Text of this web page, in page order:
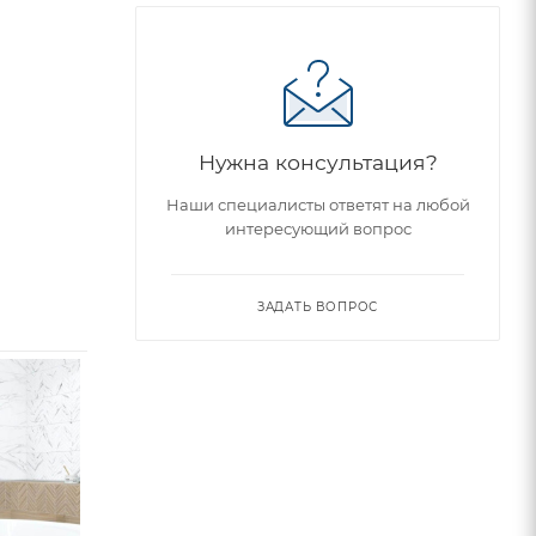
Нужна консультация?
Наши специалисты ответят на любой
интересующий вопрос
ЗАДАТЬ ВОПРОС